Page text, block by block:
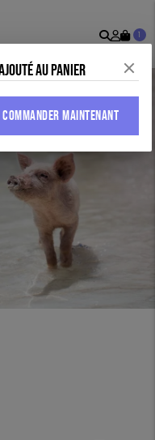
Mon
1
au panier
COMMANDER MAINTENANT